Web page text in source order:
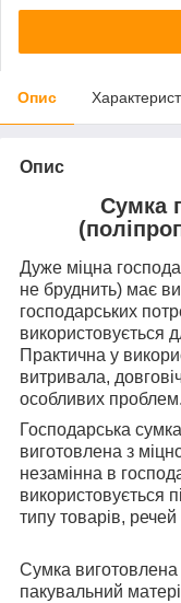
Опис
Опис
Сумка
Дуже міцна
не бруднить) має
господарських
використовується
Практична у
витривала,
особливих проблем.
Господарська
виготовлена з
незамінна в
використовується
типу товарів,
Сумка виготовлена
пакувальний